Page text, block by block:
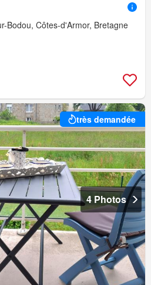
Bodou, Côtes-d'Armor, Bretagne
très demandée
4 Photos